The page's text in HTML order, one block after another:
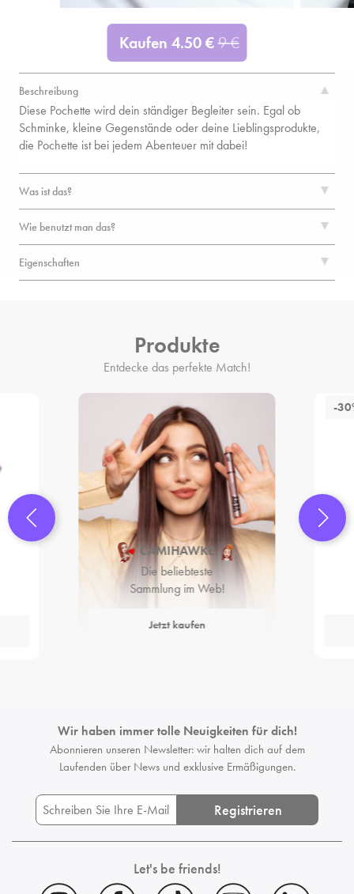
Kaufen 4.50 €9€
Beschreibung
Diese Pochette wird dein ständiger Begleiter sein. Egal ob
Schminke, kleine Gegenstände oder deine Lieblingsprodukte,
die Pochette ist bei jedem Abenteuer mit dabei!
Was ist das?
Wie benutzt man das?
Eigenschaften
Produkte
Entdecke das perfekte Match!
CAMIHAWKE
Die beliebteste
Sammlung im Web!
Jetzt kaufen
-
Wir haben immer tolle Neuigkeiten für dich!
Abonnieren unseren Newsletter: wir halten dich auf dem
Laufenden über News und exklusive Ermäßigungen.
Registrieren
Let's be friends!